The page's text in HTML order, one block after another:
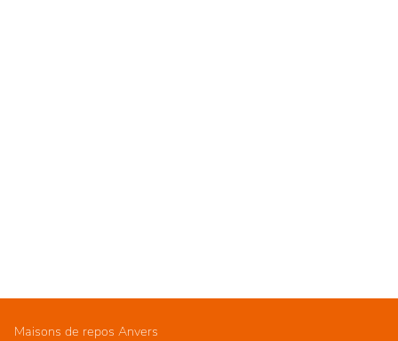
Maisons de repos Anvers